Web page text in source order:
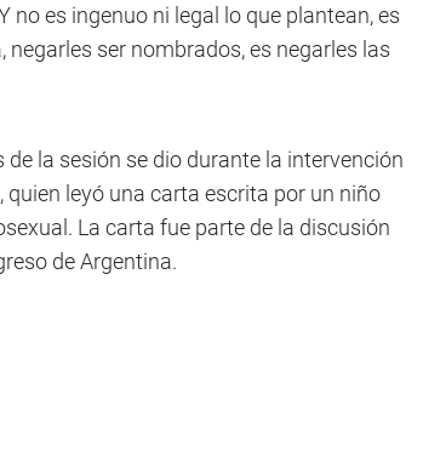
no es ingenuo ni legal lo que plantean, es
ser nombrados, es negarles las
la sesión se dio durante la intervención
quien leyó una carta escrita por un niño
La carta fue parte de la discusión
de Argentina.